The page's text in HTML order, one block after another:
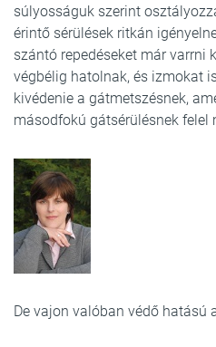
súlyosságuk szerint
érintő sérülések ritkán
szántó repedéseket már varrni
végbélig hatolnak, és izmokat
kivédenie a gátmetszésnek,
másodfokú gátsérülésnek felel
De vajon valóban védő hatású